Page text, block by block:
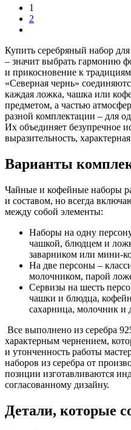
1
2
Купить серебряный набор
– значит выбрать гармонию
и прикосновение к
«Северная чернь»
каждая ложка, чашка или
предметом, а частью
разной комплектации – для
Их объединяет безупречное
выразительность,
Варианты
Чайные и кофейные наборы
и составом, но всегда
между собой элементы:
Наборы на одну
чашкой, блюдцем и
заварником или мини-
На две персоны –
молочником, парой
Сервизы на шесть
чашки и блюдца,
сахарница, молочник и
Все выполнено из серебра
характерным чернением,
и утонченность работы
наборов из серебра от
позиции изготавливаются
согласованному дизайну.
Детали, которые